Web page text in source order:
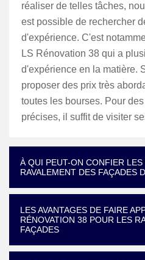
réaliser de telles tâches,
est possible de rechercher
d'expérience. C'est
LS Rénovation 38 qui a
d'expérience en la matière.
proposer des prix très
toutes les bourses. Pour
précises, il suffit de visiter
À QUI PEUT-ON CONFIER
RAVALEMENT DES FAÇADES
LES AVANTAGES DE FAIRE
RÉNOVATION 38 POUR LES
FAÇADES